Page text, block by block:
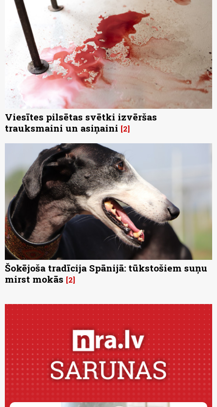
Viesītes pilsētas svētki izvēršas
trauksmaini un asiņaini 2
Šokējoša tradīcija Spānijā: tūkstošiem suņu
mirst mokās 2